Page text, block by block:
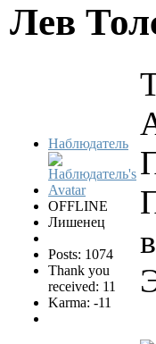
Лев
Наблюдатель
OFFLINE
Лишенец
Posts: 1074
Thank you
received: 11
Karma: -11